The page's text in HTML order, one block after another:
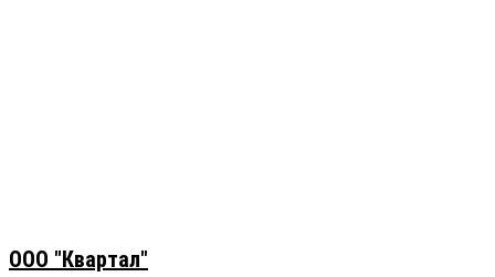
ООО "Квартал"